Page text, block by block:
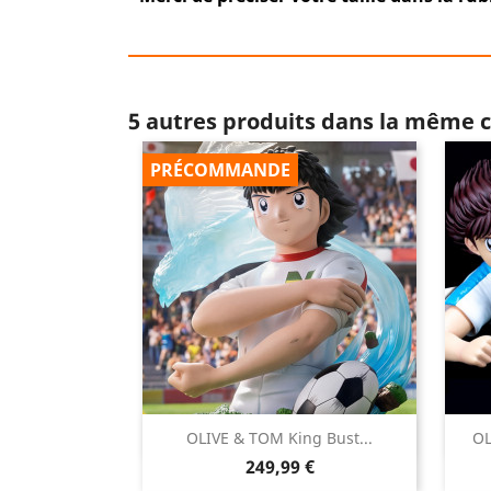
5 autres produits dans la même
OLIVE & TOM King Bust...
Prix
249,99 €
PRÉCOMMANDE
Aperçu rapide